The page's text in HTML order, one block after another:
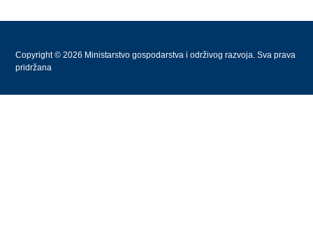
Copyright © 2026 Ministarstvo gospodarstva i održivog razvoja. Sva prava
pridržana